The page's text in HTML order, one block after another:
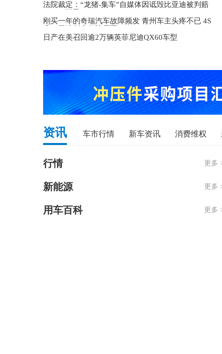
法院裁定：“龙猪-集车”自媒体因诋毁比亚迪被判赔
刚买一年的奇瑞汽车故障频发 青州车主头疼不已 4S
日产在美召回逾2万辆英菲尼迪QX60车型
资讯 车市行情 新车资讯 消费维权
更多
行情
更多
新能源
更多
用车百科